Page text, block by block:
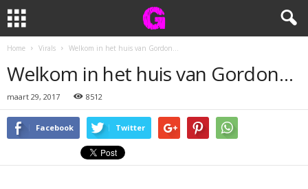
Home Virals Welkom in het huis van Gordon…
Welkom in het huis van Gordon…
maart 29, 2017 8512
Facebook Twitter